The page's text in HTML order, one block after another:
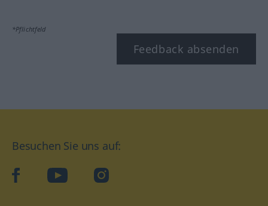
*Pflichtfeld
Feedback absenden
Besuchen Sie uns auf:
facebookYouTube Instagram